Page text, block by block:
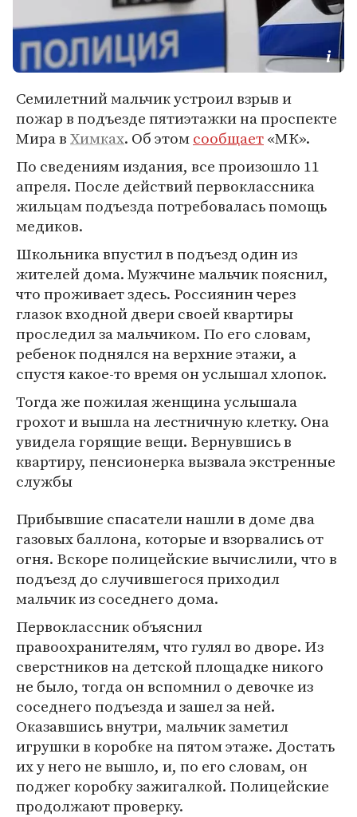
Семилетний мальчик устроил взрыв и
пожар в подъезде пятиэтажки на проспекте
Мира вХимках. Об этомсообщает«МК».
По сведениям издания, все произошло 11
апреля. После действий первоклассника
жильцам подъезда потребовалась помощь
медиков.
Школьника впустил в подъезд один из
жителей дома. Мужчине мальчик пояснил,
что проживает здесь. Россиянин через
глазок входной двери своей квартиры
проследил за мальчиком. По его словам,
ребенок поднялся на верхние этажи, а
спустя какое-то время он услышал хлопок.
Тогда же пожилая женщина услышала
грохот и вышла на лестничную клетку. Она
увидела горящие вещи. Вернувшись в
квартиру, пенсионерка вызвала экстренные
службы
Прибывшие спасатели нашли в доме два
газовых баллона, которые и взорвались от
огня. Вскоре полицейские вычислили, что в
подъезд до случившегося приходил
мальчик из соседнего дома.
Первоклассник объяснил
правоохранителям, что гулял во дворе. Из
сверстников на детской площадке никого
не было, тогда он вспомнил о девочке из
соседнего подъезда и зашел за ней.
Оказавшись внутри, мальчик заметил
игрушки в коробке на пятом этаже. Достать
их у него не вышло, и, по его словам, он
поджег коробку зажигалкой. Полицейские
продолжают проверку.